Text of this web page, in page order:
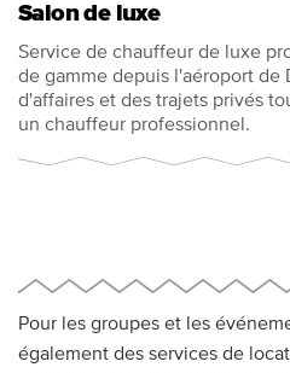
Salon de luxe
Service de chauffeur de luxe
de gamme depuis l'aéroport de
d'affaires et des trajets privés
un chauffeur professionnel.
Pour les groupes et les
également des services de